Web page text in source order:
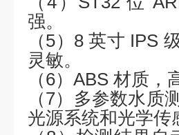
强。
（5）8 英寸 IPS
灵敏。
（6）ABS 材质，
（7）多参数水质
光源系统和光学传